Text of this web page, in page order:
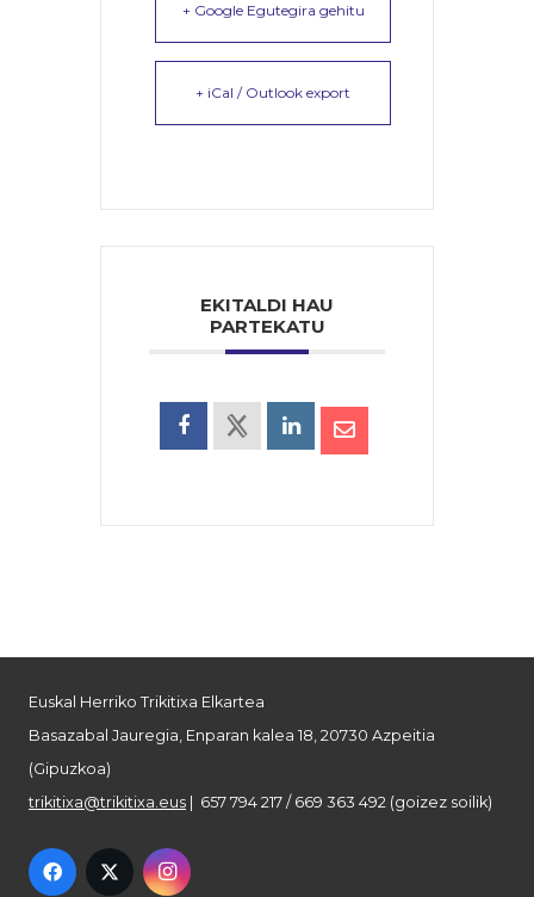
+ Google Egutegira gehitu
+ iCal / Outlook export
EKITALDI HAU
PARTEKATU
Euskal Herriko Trikitixa Elkartea
Basazabal Jauregia, Enparan kalea 18, 20730 Azpeitia
(Gipuzkoa)
trikitixa@trikitixa.eus | 657 794 217 / 669 363 492 (goizez soilik)